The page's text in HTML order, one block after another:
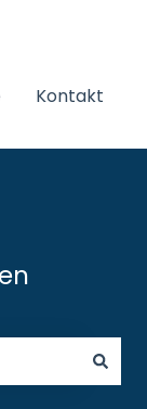
anzeigen
Kontakt